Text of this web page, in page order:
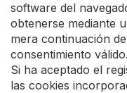
software del
obtenerse mediante
mera continuación
consentimiento válido.
Si ha aceptado el
las cookies